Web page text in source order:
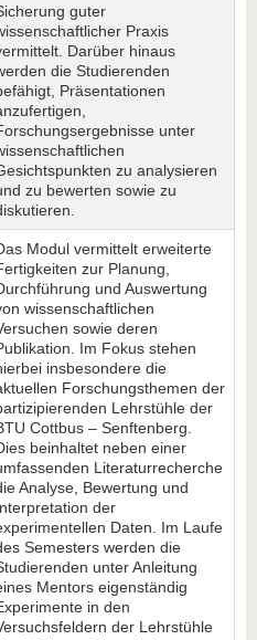
guter
Praxis
Darüber hinaus
die Studierenden
Präsentationen
unter
zu analysieren
zu bewerten sowie zu
Modul vermittelt erweiterte
zur Planung,
und Auswertung
wissenschaftlichen
sowie deren
Im Fokus stehen
insbesondere die
Forschungsthemen der
Lehrstühle der
Cottbus – Senftenberg.
beinhaltet neben einer
Literaturrecherche
Analyse, Bewertung und
der
Daten. Im Laufe
Semesters werden die
unter Anleitung
Mentors eigenständig
in den
der Lehrstühle